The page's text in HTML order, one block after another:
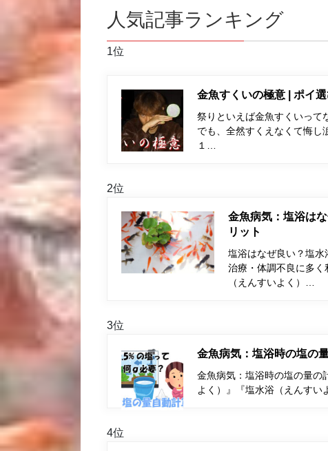
人気記事ランキング
1位
金魚すくいの極意 | ポイ
祭りといえば金魚すくいって
でも、全然すくえなくて悔し
１…
2位
金魚病気：塩浴は
リット
塩浴はなぜ良い？塩
治療・体調不良に多
（えんすいよく）…
3位
金魚病気：塩浴時の塩の
金魚病気：塩浴時の塩の量の
よく）』『塩水浴（えんすい
4位